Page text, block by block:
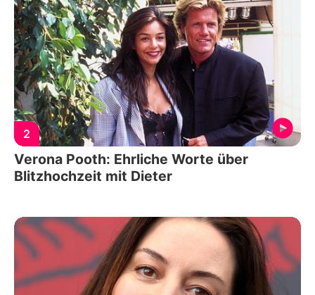
2
Verona Pooth: Ehrliche Worte über
Blitzhochzeit mit Dieter